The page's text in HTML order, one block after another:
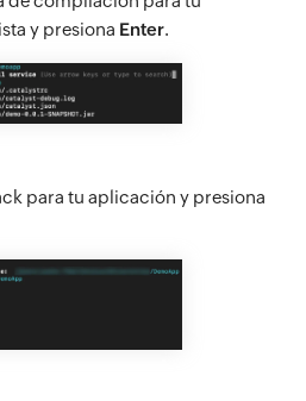
y presiona Enter.
para tu aplicación y presiona